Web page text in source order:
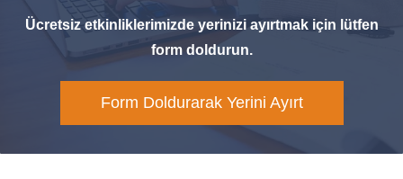
Ücretsiz etkinliklerimizde yerinizi ayırtmak için lütfen
form doldurun.
Form Doldurarak Yerini Ayırt